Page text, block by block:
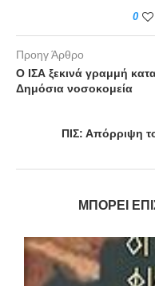
0
Προηγ Άρθρο
Ο ΙΣΑ ξεκινά γραμμή
Δημόσια νοσοκομεία
ΠΙΣ: Απόρριψη
ΜΠΟΡΕΊ